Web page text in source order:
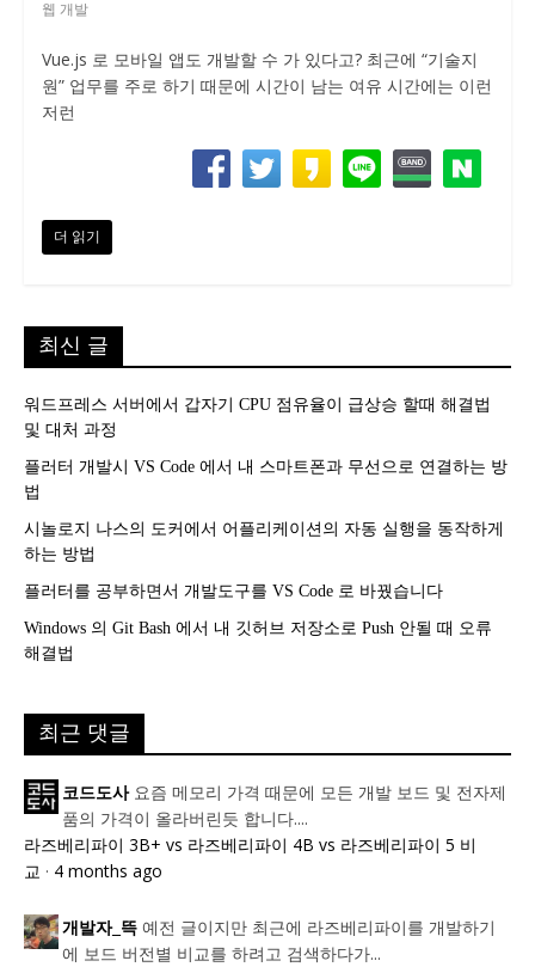
웹 개발
Vue.js 로 모바일 앱도 개발할 수 가 있다고? 최근에 “기술지
원” 업무를 주로 하기 때문에 시간이 남는 여유 시간에는 이런
저런
더 읽기
최신 글
워드프레스 서버에서 갑자기 CPU 점유율이 급상승 할때 해결법
및 대처 과정
플러터 개발시 VS Code 에서 내 스마트폰과 무선으로 연결하는 방
법
시놀로지 나스의 도커에서 어플리케이션의 자동 실행을 동작하게
하는 방법
플러터를 공부하면서 개발도구를 VS Code 로 바꿨습니다
Windows 의 Git Bash 에서 내 깃허브 저장소로 Push 안될 때 오류
해결법
최근 댓글
코드도사 요즘 메모리 가격 때문에 모든 개발 보드 및 전자제
품의 가격이 올라버린듯 합니다....
라즈베리파이 3B+ vs 라즈베리파이 4B vs 라즈베리파이 5 비
교 · 4 months ago
개발자_뜩 예전 글이지만 최근에 라즈베리파이를 개발하기
에 보드 버전별 비교를 하려고 검색하다가...